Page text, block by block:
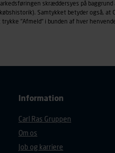
der anvendes.
persondatapolitik, der
skræddersyes på
Samtykket betyder også, at
"Afmeld" i bunden af hver
Information
Carl Ras Gruppen
Om os
Job og karriere